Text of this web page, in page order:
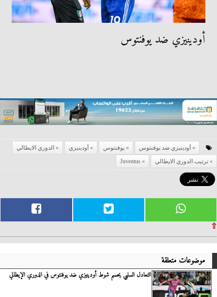
أودينيزي ضد يوفنتوس
أودينيزي ضد يوفنتوس يوفنتوس أودينيزي
الدوري الايطالي
ترتيب الدوري الايطالي
Juventus
⇧
موضوعات متعلقة
التعادل السلبي يحسم شوط أودينيزي ضد يوفنتوس في الدوري الإيطالي